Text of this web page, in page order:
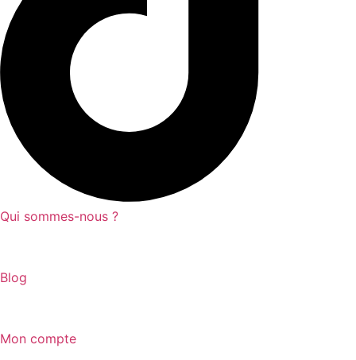
Qui sommes-nous ?
Blog
Mon compte